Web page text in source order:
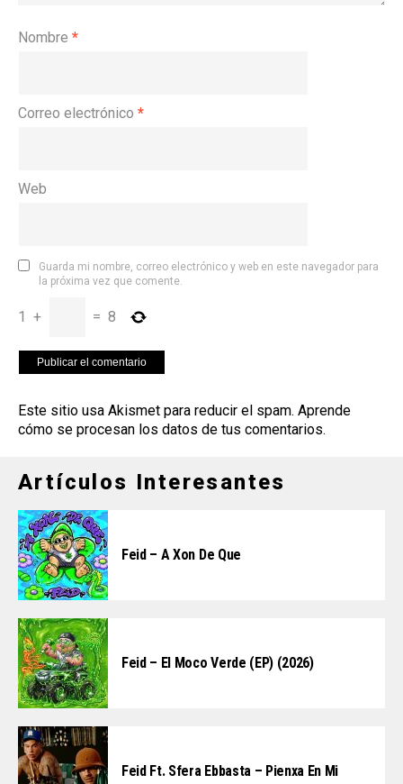
Nombre *
Correo electrónico *
Web
Guarda mi nombre, correo electrónico y web en este navegador para
la próxima vez que comente.
1 + = 8
Este sitio usa Akismet para reducir el spam. Aprende
cómo se procesan los datos de tus comentarios.
Artículos Interesantes
Feid – A Xon De Que
Feid – El Moco Verde (EP) (2026)
Feid Ft. Sfera Ebbasta – Pienxa En Mi